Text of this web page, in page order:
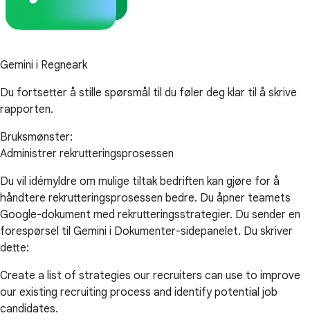
Gemini i Regneark
Du fortsetter å stille spørsmål til du føler deg klar til å skrive
rapporten.
Bruksmønster:
Administrer rekrutteringsprosessen
Du vil idémyldre om mulige tiltak bedriften kan gjøre for å
håndtere rekrutteringsprosessen bedre. Du åpner teamets
Google-dokument med rekrutteringsstrategier. Du sender en
forespørsel til Gemini i Dokumenter-sidepanelet. Du skriver
dette:
Create a list of strategies our recruiters can use to improve
our existing recruiting process and identify potential job
candidates.